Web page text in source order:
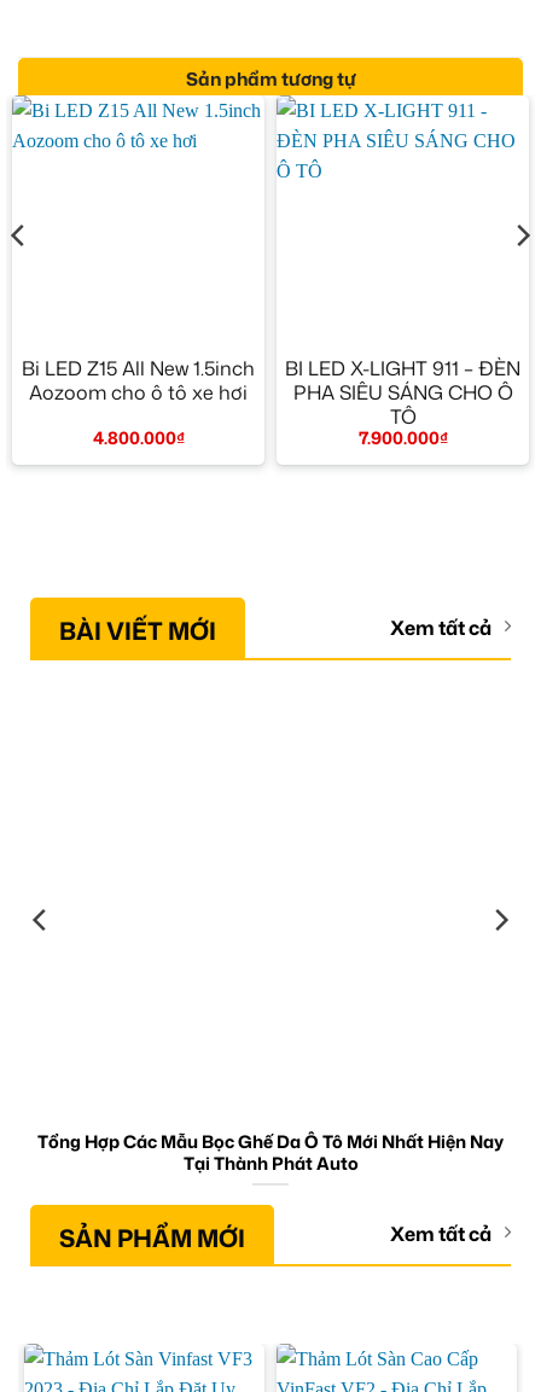
Sản phẩm tương tự
Bi LED Z15 All New 1.5inch
Aozoom cho ô tô xe hơi
4.800.000₫
BI LED X-LIGHT 911 – ĐÈN
PHA SIÊU SÁNG CHO Ô
TÔ
7.900.000₫
BÀI VIẾT MỚI Xem tất cả
Tổng Hợp Các Mẫu Bọc Ghế Da Ô Tô Mới Nhất Hiện Nay
Tại Thành Phát Auto
SẢN PHẨM MỚI Xem tất cả